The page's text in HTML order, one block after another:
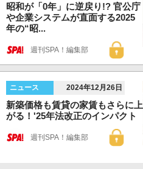
昭和が「0年」に逆戻り!? 官公庁
や企業システムが直面する2025
年の“昭...
週刊SPA！編集部
ニュース 2024年12月26日
新築価格も賃貸の家賃もさらに上
がる！'25年法改正のインパクト
週刊SPA！編集部